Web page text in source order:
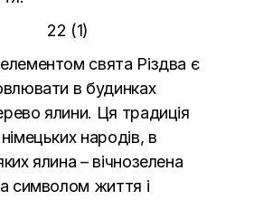
свята Різдва є
в будинках
ялини. Ця традиція
народів, в
ялина – вічнозелена
символом життя і